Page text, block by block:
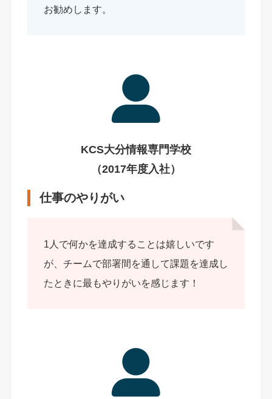
お勧めします。
KCS大分情報専門学校
（2017年度入社）
仕事のやりがい
1人で何かを達成することは嬉しいです
が、チームで部署間を通して課題を達成し
たときに最もやりがいを感じます！